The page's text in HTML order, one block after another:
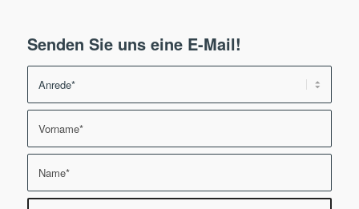
Senden Sie uns eine E-Mail!